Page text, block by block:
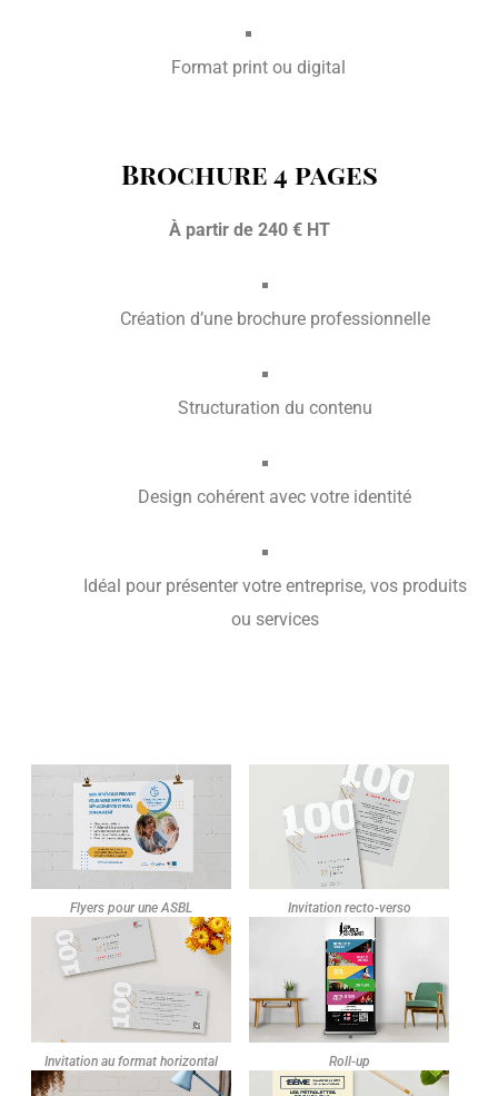
Format print ou digital
Brochure 4 pages
À partir de 240 € HT
Création d’une brochure professionnelle
Structuration du contenu
Design cohérent avec votre identité
Idéal pour présenter votre entreprise, vos produits
ou services
Flyers pour une ASBL Invitation recto-verso
Invitation au format horizontal Roll-up